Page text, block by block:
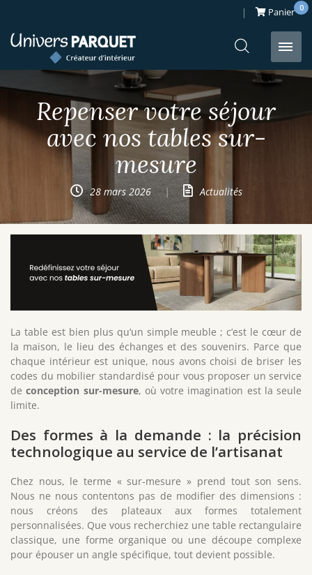
au
Panier 0
Repenser votre séjour
avec nos tables sur-
mesure
28 mars 2026 | Actualités
La table est bien plus qu’un simple meuble ; c’est le cœur de
la maison, le lieu des échanges et des souvenirs. Parce que
chaque intérieur est unique, nous avons choisi de briser les
codes du mobilier standardisé pour vous proposer un service
deconception sur-mesure, où votre imagination est la seule
limite.
Des formes à la demande : la précision
technologique au service de l’artisanat
Chez nous, le terme « sur-mesure » prend tout son sens.
Nous ne nous contentons pas de modifier des dimensions :
nous créons des plateaux aux formes totalement
personnalisées. Que vous recherchiez une table rectangulaire
classique, une forme organique ou une découpe complexe
pour épouser un angle spécifique, tout devient possible.